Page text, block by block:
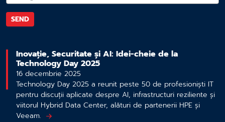
Inovație, Securitate și AI: Idei-cheie de la
Technology Day 2025
16 decembrie 2025
Technology Day 2025 a reunit peste 50 de profesioniști IT
pentru discuții aplicate despre AI, infrastructuri reziliente și
viitorul Hybrid Data Center, alături de partenerii HPE și
Veeam.